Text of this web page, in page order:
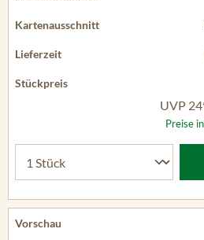
UVP
Preise